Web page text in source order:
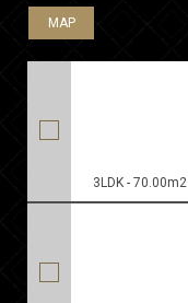
MAP
3LDK - 70.00m2
MAP
MAP
MAP
MAP
MAP
MAP
MAP
MAP
MAP
MAP
MAP
MAP
MAP
MAP
MAP
MAP
MAP
MAP
MAP
MAP
MAP
MAP
MAP
MAP
MAP
MAP
MAP
MAP
MAP
MAP
MAP
MAP
MAP
MAP
MAP
MAP
MAP
MAP
MAP
MAP
MAP
MAP
MAP
MAP
MAP
MAP
MAP
MAP
MAP
MAP
MAP
MAP
MAP
MAP
MAP
MAP
MAP
MAP
MAP
MAP
MAP
MAP
MAP
MAP
MAP
MAP
MAP
MAP
MAP
MAP
MAP
MAP
MAP
MAP
MAP
MAP
MAP
MAP
MAP
MAP
MAP
MAP
MAP
MAP
MAP
MAP
MAP
MAP
MAP
MAP
MAP
MAP
MAP
MAP
MAP
MAP
MAP
MAP
MAP
MAP
MAP
MAP
MAP
MAP
MAP
MAP
MAP
MAP
MAP
MAP
MAP
MAP
MAP
MAP
MAP
MAP
MAP
MAP
MAP
MAP
MAP
MAP
MAP
MAP
MAP
MAP
MAP
MAP
MAP
MAP
MAP
MAP
MAP
MAP
MAP
MAP
MAP
MAP
MAP
MAP
MAP
MAP
MAP
MAP
MAP
MAP
MAP
MAP
MAP
MAP
MAP
MAP
MAP
MAP
MAP
MAP
MAP
MAP
MAP
MAP
MAP
MAP
MAP
MAP
MAP
MAP
MAP
MAP
MAP
MAP
MAP
MAP
MAP
MAP
MAP
MAP
MAP
MAP
MAP
MAP
MAP
MAP
MAP
MAP
MAP
MAP
MAP
MAP
MAP
MAP
MAP
MAP
MAP
MAP
MAP
MAP
MAP
MAP
MAP
MAP
MAP
MAP
MAP
MAP
MAP
MAP
MAP
MAP
MAP
MAP
MAP
MAP
MAP
MAP
MAP
MAP
MAP
MAP
MAP
MAP
MAP
MAP
MAP
MAP
MAP
MAP
MAP
MAP
MAP
MAP
MAP
MAP
MAP
MAP
MAP
MAP
MAP
MAP
MAP
MAP
MAP
MAP
MAP
MAP
MAP
MAP
MAP
MAP
MAP
MAP
MAP
MAP
MAP
MAP
MAP
MAP
MAP
MAP
MAP
MAP
MAP
MAP
MAP
MAP
MAP
MAP
MAP